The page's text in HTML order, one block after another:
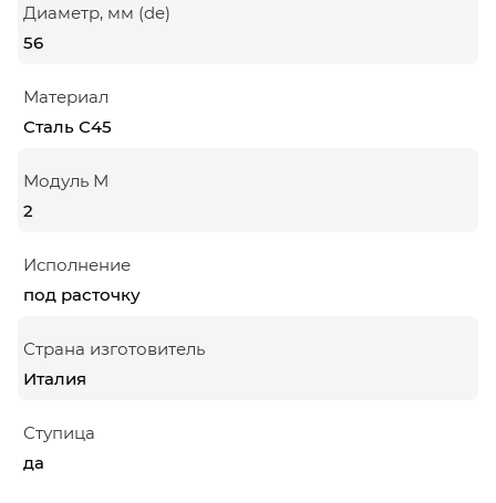
Диаметр, мм (de)
56
Материал
Сталь С45
Модуль М
2
Исполнение
под расточку
Страна изготовитель
Италия
Ступица
да